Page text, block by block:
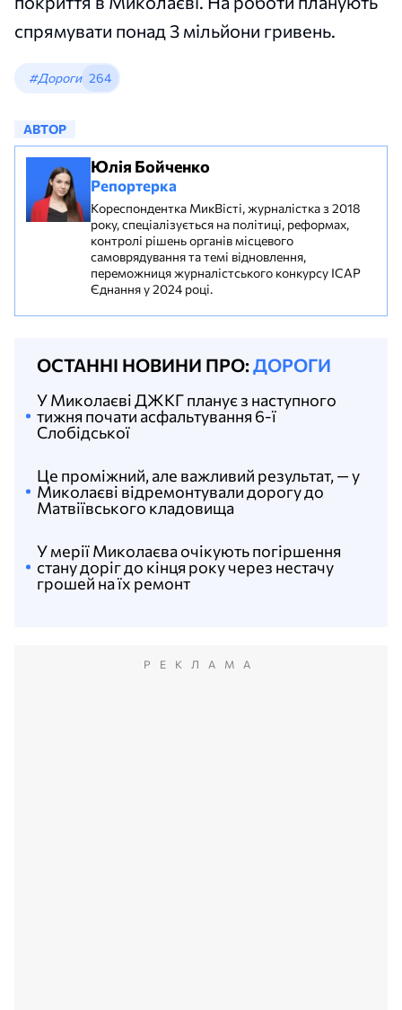
спрямувати понад 3 мільйони гривень.
#Дороги 264
АВТОР
Юлія Бойченко
Репортерка
Кореспондентка МикВісті, журналістка з 2018
року, спеціалізується на політиці, реформах,
контролі рішень органів місцевого
самоврядування та темі відновлення,
переможниця журналістського конкурсу ІСАР
Єднання у 2024 році.
ОСТАННІ НОВИНИ ПРО:ДОРОГИ
У мерії Миколаєва очікують погіршення
стану доріг до кінця року через нестачу
грошей на їх ремонт
Це проміжний, але важливий результат, — у
Миколаєві відремонтували дорогу до
Матвіївського кладовища
У Миколаєві ДЖКГ планує з наступного
тижня почати асфальтування 6-ї
Слобідської
РЕКЛАМА